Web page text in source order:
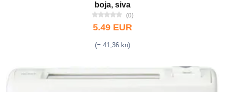
boja, siva
(0)
5.49 EUR
(= 41,36 kn)